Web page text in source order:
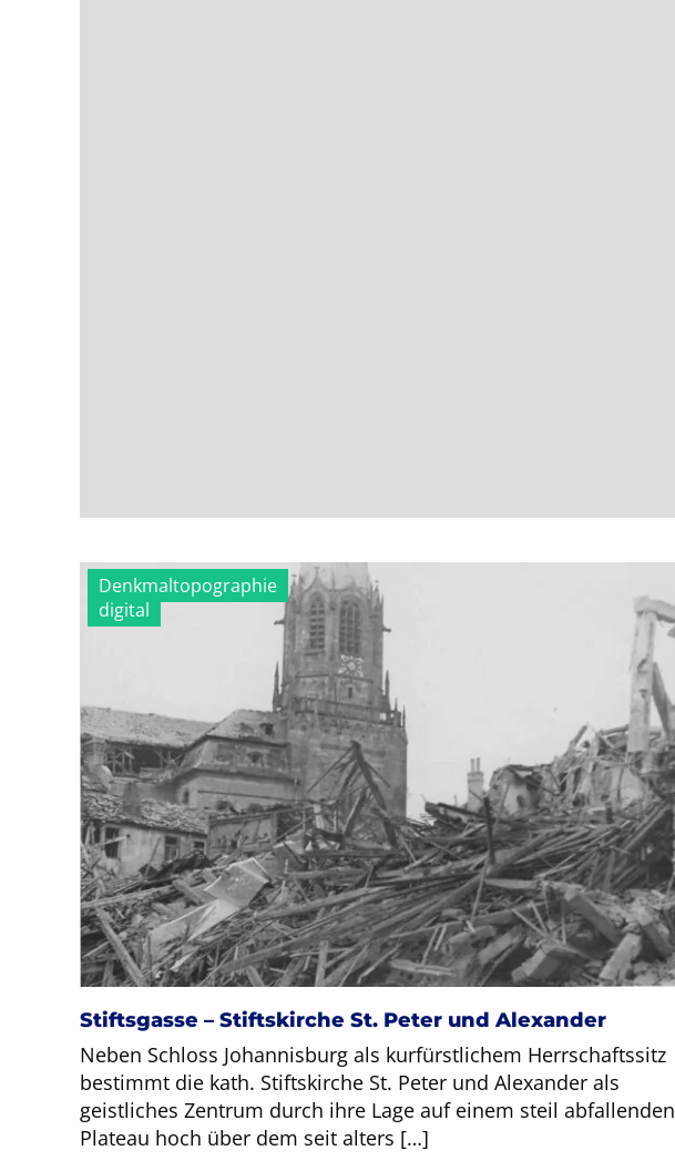
Denkmaltopographie
digital
Stiftsgasse – Stiftskirche St. Peter und Alexander
Neben Schloss Johannisburg als kurfürstlichem Herrschaftssitz
bestimmt die kath. Stiftskirche St. Peter und Alexander als
geistliches Zentrum durch ihre Lage auf einem steil abfallenden
Plateau hoch über dem seit alters […]